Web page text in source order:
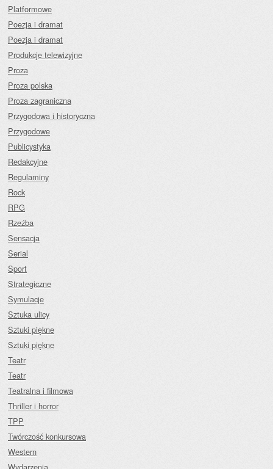
Platformowe
Poezja i dramat
Poezja i dramat
Produkcje telewizyjne
Proza
Proza polska
Proza zagraniczna
Przygodowa i historyczna
Przygodowe
Publicystyka
Redakcyjne
Regulaminy
Rock
RPG
Rzeźba
Sensacja
Serial
Sport
Strategiczne
Symulacje
Sztuka ulicy
Sztuki piękne
Sztuki piękne
Teatr
Teatr
Teatralna i filmowa
Thriller i horror
TPP
Twórczość konkursowa
Western